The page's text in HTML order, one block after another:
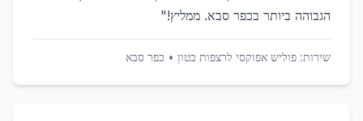
הגבוהה ביותר בכפר סבא. ממליץ!"
שירות: פוליש אפוקסי לרצפות בטון • כפר סבא